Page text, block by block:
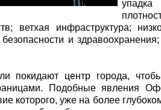
ветхая инфраструктура;
и
покидают центр города,
Подобные явления
которого, уже на более